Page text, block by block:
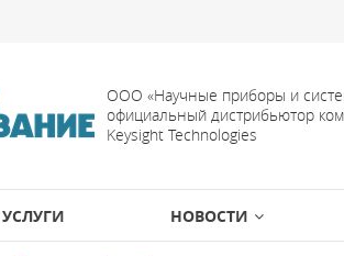
ООО «Научные приборы и
официальный дистрибьютор
Keysight Technologies
УСЛУГИ НОВОСТИ